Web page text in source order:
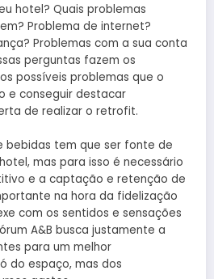
hotel? Quais problemas
Problema de internet?
Problemas com a sua conta
perguntas fazem os
possíveis problemas que o
e conseguir destacar
de realizar o retrofit.
bebidas tem que ser fonte de
mas para isso é necessário
e a captação e retenção de
na hora da fidelização
com os sentidos e sensações
A&B busca justamente a
para um melhor
do espaço, mas dos